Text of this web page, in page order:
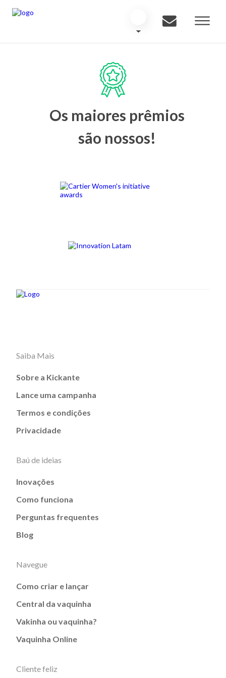
Os maiores prêmios
são nossos!
Saiba Mais
Sobre a Kickante
Lance uma campanha
Termos e condições
Privacidade
Baú de ideias
Inovações
Como funciona
Perguntas frequentes
Blog
Navegue
Como criar e lançar
Central da vaquinha
Vakinha ou vaquinha?
Vaquinha Online
Cliente feliz